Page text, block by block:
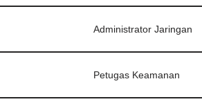
Administrator Jaringan
Petugas Keamanan